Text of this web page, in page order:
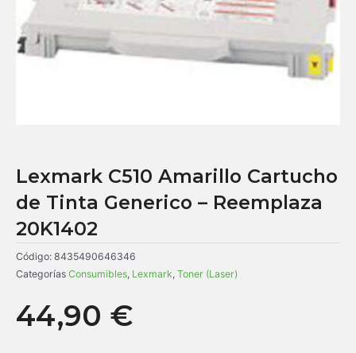
Lexmark C510 Amarillo Cartucho
de Tinta Generico – Reemplaza
20K1402
Código: 8435490646346
Categorías Consumibles, Lexmark, Toner (Laser)
44,90 €